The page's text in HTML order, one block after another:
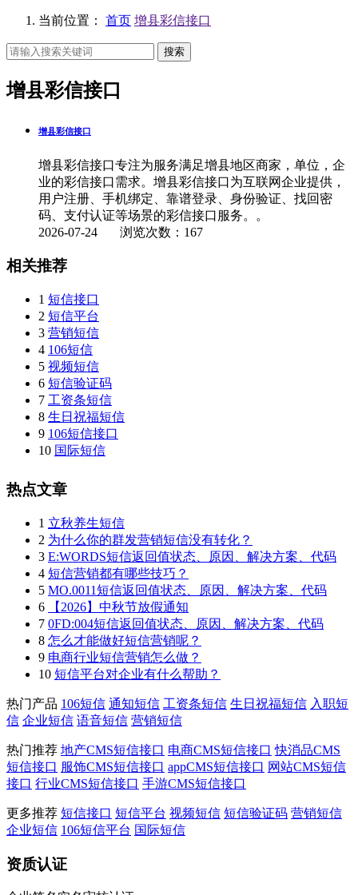
当前位置： 首页 增县彩信接口
搜索
增县彩信接口
增县彩信接口
增县彩信接口专注为服务满足增县地区商家，单位，企
业的彩信接口需求。增县彩信接口为互联网企业提供，
用户注册、手机绑定、靠谱登录、身份验证、找回密
码、支付认证等场景的彩信接口服务。。
2026-07-24 浏览次数：167
相关推荐
1 短信接口
2 短信平台
3 营销短信
4 106短信
5 视频短信
6 短信验证码
7 工资条短信
8 生日祝福短信
9 106短信接口
10 国际短信
热点文章
1 立秋养生短信
2 为什么你的群发营销短信没有转化？
3 E:WORDS短信返回值状态、原因、解决方案、代码
4 短信营销都有哪些技巧？
5 MO.0011短信返回值状态、原因、解决方案、代码
6
【2026】中秋节放假通知
7 0FD:004短信返回值状态、原因、解决方案、代码
8 怎么才能做好短信营销呢？
9 电商行业短信营销怎么做？
10 短信平台对企业有什么帮助？
热门产品 106短信 通知短信 工资条短信 生日祝福短信 入职短
信 企业短信 语音短信 营销短信
热门推荐 地产CMS短信接口 电商CMS短信接口 快消品CMS
短信接口 服饰CMS短信接口 appCMS短信接口 网站CMS短信
接口 行业CMS短信接口 手游CMS短信接口
更多推荐 短信接口 短信平台 视频短信 短信验证码 营销短信
企业短信 106短信平台 国际短信
资质认证